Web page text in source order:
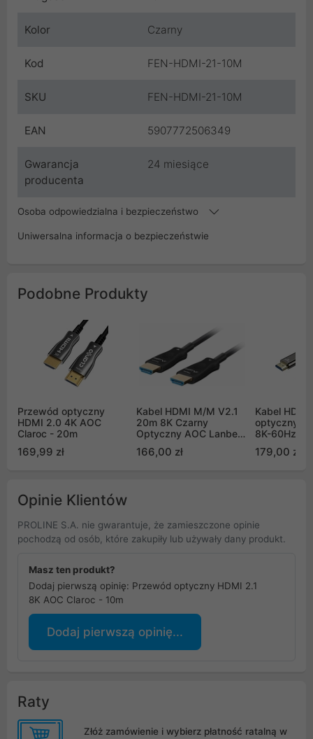
Kolor Czarny
Kod FEN-HDMI-21-10M
SKU FEN-HDMI-21-10M
EAN 5907772506349
Gwarancja
producenta
24 miesiące
Osoba odpowiedzialna i bezpieczeństwo
Uniwersalna informacja o bezpieczeństwie
Podobne Produkty
Przewód optyczny
HDMI 2.0 4K AOC
Claroc - 20m
169,99 zł
Kabel HDMI M/M V2.1
20m 8K Czarny
Optyczny AOC Lanberg
BK)
166,00 zł
Kabel HDMI
optyczny
8K-60Hz,
10M)
179,00 zł
Opinie Klientów
PROLINE S.A. nie gwarantuje, że zamieszczone opinie
pochodzą od osób, które zakupiły lub używały dany produkt.
Masz ten produkt?
Dodaj pierwszą opinię: Przewód optyczny HDMI 2.1
8K AOC Claroc - 10m
Dodaj pierwszą opinię...
Raty
Złóż zamówienie i wybierz płatność ratalną w